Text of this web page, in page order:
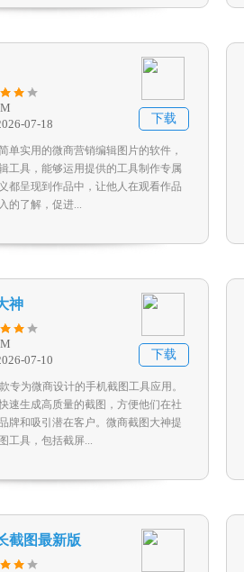
07-18
下载
单实用的微商营销编辑图片的软件，
工具，能够运用提供的工具制作专属
都呈现到作品中，让他人在观看作品
的了解，促进...
神
07-10
下载
专为微商设计的手机截图工具应用。
速生成高质量的截图，方便他们在社
牌和吸引潜在客户。微商截图大神提
工具，包括截屏...
截图最新版